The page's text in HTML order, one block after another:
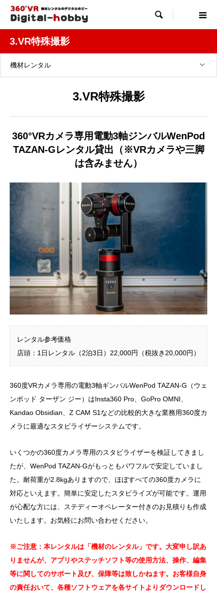

3.VR特殊撮影
機材レンタル
3.VR特殊撮影
360°VRカメラ専用電動3軸ジンバルWenPod
TAZAN-Gレンタル貸出（※VRカメラや三脚
は含みません）
レンタル参考価格
店頭：1日レンタル（2泊3日）22,000円（税抜き20,000円）
360度VRカメラ専用の電動3軸ギンバルWenPod TAZAN-G（ウェ
ンポッド ターザン ジー）はInsta360 Pro、GoPro OMNI、
Kandao Obsidian、Z CAM S1などの比較的大きな業務用360度カ
メラに最適なスタビライザーシステムです。
いくつかの360度カメラ専用のスタビライザーを検証してきまし
たが、WenPod TAZAN-Gがもっともパワフルで安定していまし
た。耐荷重が2.8kgありますので、ほぼすべての360度カメラに
対応といえます。簡単に安定したスタビライズが可能です。運用
が心配な方には、ステディーオペレーター付きのお見積りも作成
いたします。お気軽にお問い合わせください。
※ご注意：本レンタルは「機材のレンタル」です。大変申し訳あ
りませんが、アプリやステッチソフト等の使用方法、操作、編集
等に関してのサポート及び、保障等は致しかねます。お客様自身
の責任おいて、各種ソフトウェアを各サイトよりダウンロードし